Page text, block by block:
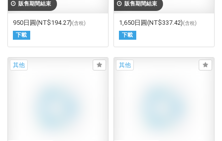
販售期間結束
950日圓(NT$194.27)(含稅)
下載
販售期間結束
1,650日圓(NT$337.42)(含稅)
下載
其他 其他